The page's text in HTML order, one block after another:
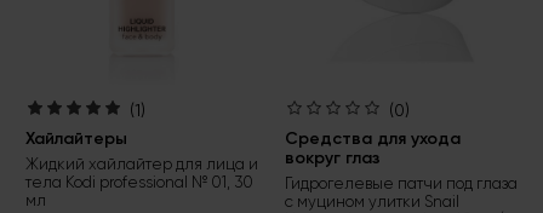
(1)
Хайлайтеры
Жидкий хайлайтер для лица и
тела Kodi professional № 01, 30
мл
(0)
Средства для ухода
вокруг глаз
Гидрогелевые патчи под глаза
с муцином улитки Snail